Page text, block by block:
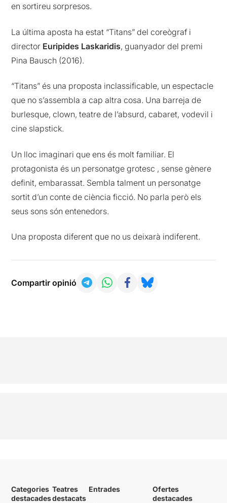
en sortireu sorpresos.
La última aposta ha estat “Titans” del coreògraf i
director Euripides Laskaridis, guanyador del premi
Pina Bausch (2016).
“Titans” és una proposta inclassificable, un espectacle
que no s’assembla a cap altra cosa. Una barreja de
burlesque, clown, teatre de l’absurd, cabaret, vodevil i
cine slapstick.
Un lloc imaginari que ens és molt familiar. El
protagonista és un personatge grotesc , sense gènere
definit, embarassat. Sembla talment un personatge
sortit d’un conte de ciència ficció. No parla però els
seus sons són entenedors.
Una proposta diferent que no us deixarà indiferent.
Compartir opinió
Categories
destacades
Teatres
destacats
Entrades
Ofertes
destacades